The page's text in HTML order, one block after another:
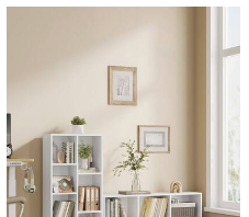
#2 Bestseller
59 ,06€